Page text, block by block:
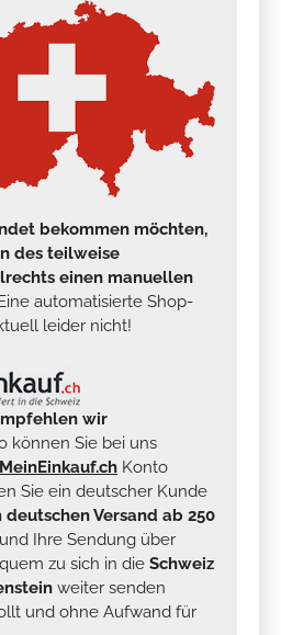
bekommen möchten,
des teilweise
einen manuellen
automatisierte Shop-
leider nicht!
wir
können Sie bei uns
MeinEinkauf.ch Konto
Sie ein deutscher Kunde
Versand ab 250
Ihre Sendung über
zu sich in die Schweiz
weiter senden
und ohne Aufwand für